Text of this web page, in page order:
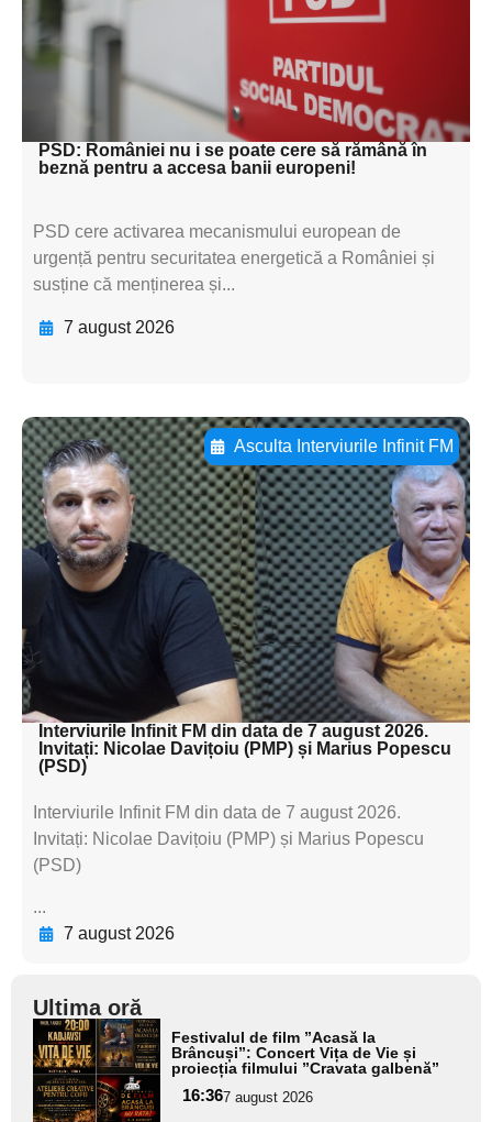
textul pentru
subtitluAdaugă aici
textul pentru subti
PSD: României nu i se poate cere să rămână în
beznă pentru a accesa banii europeni!
PSD cere activarea mecanismului european de
urgență pentru securitatea energetică a României și
susține că menținerea și...
7 august 2026
Asculta Interviurile Infinit FM
Adaugă aici textul pentru
subtitluAdaugă aici
textul pentru
subtitluAdaugă aici
textul pentru
subtitluAdaugă aici
textul pentru subti
Interviurile Infinit FM din data de 7 august 2026.
Invitați: Nicolae Davițoiu (PMP) și Marius Popescu
(PSD)
Interviurile Infinit FM din data de 7 august 2026.
Invitați: Nicolae Davițoiu (PMP) și Marius Popescu
(PSD)
...
7 august 2026
Ultima oră
Adaugă
aici textul
pentru
subtitlu
Festivalul de film ”Acasă la
Brâncuși”: Concert Vița de Vie și
proiecția filmului ”Cravata galbenă”
16:367 august 2026